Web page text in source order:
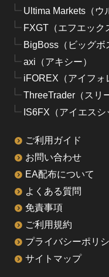
Ultima Markets（ウ
FXGT（エフエック
BigBoss（ビッグボ
axi（アキシー）
iFOREX（アイフォ
ThreeTrader（スリ
IS6FX（アイエスシ
ご利用ガイド
お問い合わせ
EA配布について
よくある質問
免責事項
ご利用規約
プライバシーポリ
サイトマップ